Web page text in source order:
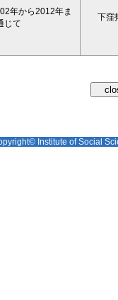
年から2012年ま
じて
下窪
Institute of Social